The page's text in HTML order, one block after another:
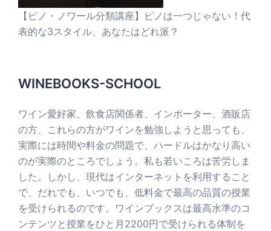
【ピノ・ノワール分類講座】ピノは一つじゃない！代
表的な3スタイル、あなたはどれ派？
WINEBOOKS-SCHOOL
ワイン愛好家、飲食店関係者、インポーター、酒販店
の方、これらの方がワインを勉強しようと思っても、
実際には時間や料金の問題で、ハードルはかなり高い
のが実際のところでしょう。私も若いころは苦労しま
した。しかし、現代はインターネットを利用すること
で、だれでも、いつでも、低料金で最高の品質の授業
を受けられるのです。ワインブックスは最高水準のコ
ンテンツと授業をひと月2200円で受けられる体制を